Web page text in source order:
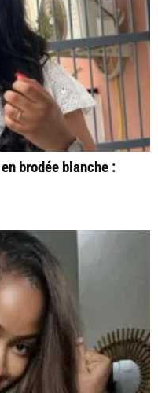
brodée blanche :